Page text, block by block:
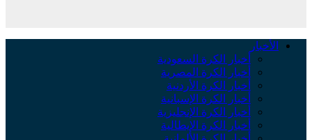
الأخبار
أخبار الكرة السعودية
أخبار الكرة المصرية
أخبار الكرة الأردنية
أخبار الكرة الإسبانية
أخبار الكرة الإنجليزية
أخبار الكرة الإيطالية